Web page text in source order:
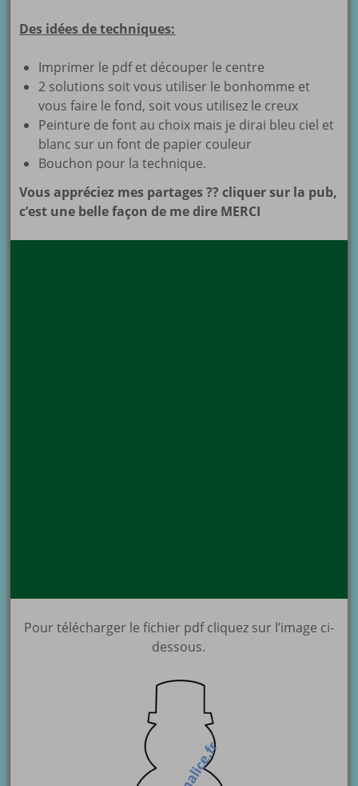
Des idées de techniques:
Imprimer le pdf et découper le centre
2 solutions soit vous utiliser le bonhomme et
vous faire le fond, soit vous utilisez le creux
Peinture de font au choix mais je dirai bleu ciel et
blanc sur un font de papier couleur
Bouchon pour la technique.
Vous appréciez mes partages ?? cliquer sur la pub,
c’est une belle façon de me dire MERCI
Pour télécharger le fichier pdf cliquez sur l’image ci-
dessous.